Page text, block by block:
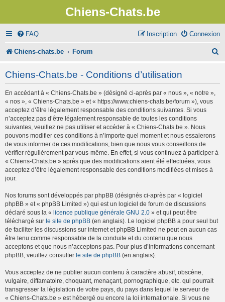
Chiens-Chats.be
FAQ Connexion
Inscription
Chiens-chats.be Forum
Chiens-Chats.be - Conditions d’utilisation
En accédant à « Chiens-Chats.be » (désigné ci-après par « nous », « notre »,
« nos », « Chiens-Chats.be » et « https://www.chiens-chats.be/forum »), vous
acceptez d’être légalement responsable des conditions suivantes. Si vous
n’acceptez pas d’être légalement responsable de toutes les conditions
suivantes, veuillez ne pas utiliser et accéder à « Chiens-Chats.be ». Nous
pouvons modifier ces conditions à n’importe quel moment et nous essaierons
de vous informer de ces modifications, bien que nous vous conseillons de
vérifier régulièrement par vous-même. En effet, si vous continuez à participer à
« Chiens-Chats.be » après que des modifications aient été effectuées, vous
acceptez d’être légalement responsable des conditions modifiées et mises à
jour.
Nos forums sont développés par phpBB (désignés ci-après par « logiciel
phpBB » et « phpBB Limited ») qui est un logiciel de forum de discussions
déclaré sous la « licence publique générale GNU 2.0 » et qui peut être
téléchargé sur le site de phpBB (en anglais). Le logiciel phpBB a pour seul but
de faciliter les discussions sur internet et phpBB Limited ne peut en aucun cas
être tenu comme responsable de la conduite et du contenu que nous
acceptons et que nous n’acceptons pas. Pour plus d’informations concernant
phpBB, veuillez consulter le site de phpBB (en anglais).
Vous acceptez de ne publier aucun contenu à caractère abusif, obscène,
vulgaire, diffamatoire, choquant, menaçant, pornographique, etc. qui pourrait
transgresser la législation de votre pays, du pays dans lequel le serveur de
« Chiens-Chats.be » est hébergé ou encore la loi internationale. Si vous ne